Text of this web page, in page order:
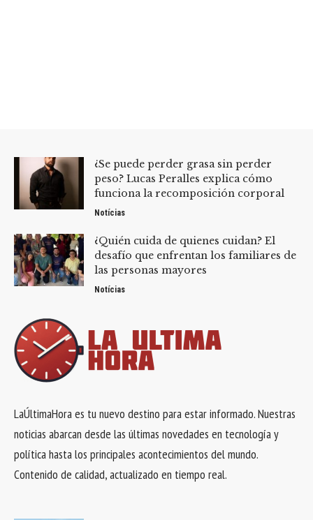
¿Se puede perder grasa sin perder
peso? Lucas Peralles explica cómo
funciona la recomposición corporal
Notícias
¿Quién cuida de quienes cuidan? El
desafío que enfrentan los familiares de
las personas mayores
Notícias
LaÚltimaHora es tu nuevo destino para estar informado. Nuestras
noticias abarcan desde las últimas novedades en tecnología y
política hasta los principales acontecimientos del mundo.
Contenido de calidad, actualizado en tiempo real.